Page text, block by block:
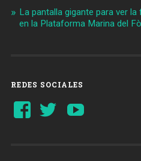
La pantalla gigante para ver
en la Plataforma Marina del
REDES SOCIALES
Ver
perfil
Ver
perfil